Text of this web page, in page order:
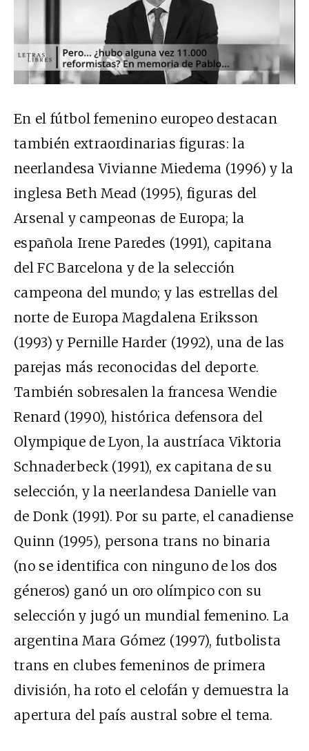
En el fútbol femenino europeo destacan
también extraordinarias figuras: la
neerlandesa Vivianne Miedema (1996) y la
inglesa Beth Mead (1995), figuras del
Arsenal y campeonas de Europa; la
española Irene Paredes (1991), capitana
del FC Barcelona y de la selección
campeona del mundo; y las estrellas del
norte de Europa Magdalena Eriksson
(1993) y Pernille Harder (1992), una de las
parejas más reconocidas del deporte.
También sobresalen la francesa Wendie
Renard (1990), histórica defensora del
Olympique de Lyon, la austríaca Viktoria
Schnaderbeck (1991), ex capitana de su
selección, y la neerlandesa Danielle van
de Donk (1991). Por su parte, el canadiense
Quinn (1995), persona trans no binaria
(no se identifica con ninguno de los dos
géneros) ganó un oro olímpico con su
selección y jugó un mundial femenino. La
argentina Mara Gómez (1997), futbolista
trans en clubes femeninos de primera
división, ha roto el celofán y demuestra la
apertura del país austral sobre el tema.